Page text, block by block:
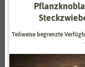
bekannt. Die
fühlen sich im Garten
sind anspruchslos. Im
unbedingt zur
Verwildern. Im Garten
Zeitpunkt zu ändern
Informationen zur
Essenziell
Teilweise begrenzte